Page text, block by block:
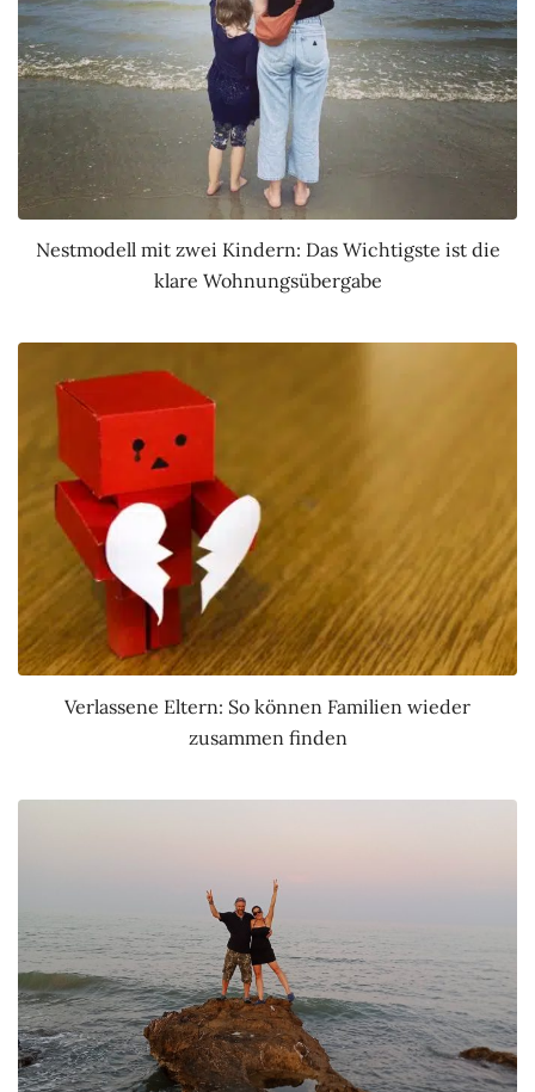
Nestmodell mit zwei Kindern: Das Wichtigste ist die
klare Wohnungsübergabe
Verlassene Eltern: So können Familien wieder
zusammen finden